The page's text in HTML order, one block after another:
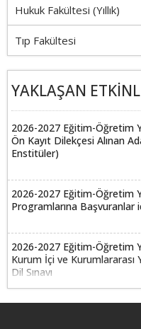
Hukuk Fakültesi (Yıllık)
Tıp Fakültesi
YAKLAŞAN
2026-2027 Eğitim-Öğretim
Ön Kayıt Dilekçesi Alınan
Enstitüler)
2026-2027 Eğitim-Öğretim
Programlarına Başvuranlar
2026-2027 Eğitim-Öğretim
Kurum İçi ve Kurumlararası
Dil Sınavı
2026-2027 Eğitim-Öğretim
Programlarına Başvuranlar